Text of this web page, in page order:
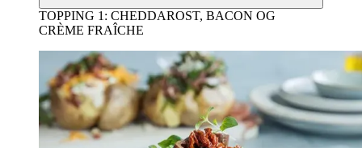
TOPPING 1: CHEDDAROST, BACON OG
CRÈME FRAÎCHE